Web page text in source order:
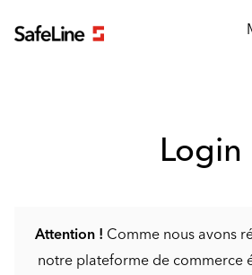
Login
Attention ! Comme nous avons
notre plateforme de commerce
Formulaire de connexion